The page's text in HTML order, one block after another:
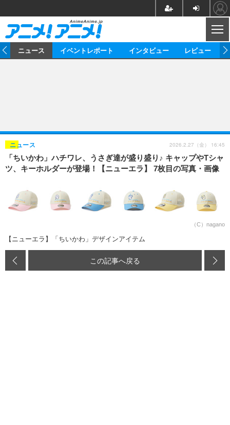
ゲーム グッズ
海外イベント ビジネス
俳優・タレント アーティスト
アニメ 実写
ゲーム 座談会
動画
アニメ！アニメ！TV ABEMA Cafe
ニュース イベントレポート インタビュー レビュー
「ちいかわ」ハチワレ、うさぎ達が盛り盛り♪ キャップやTシャ
ツ、キーホルダーが登場！【ニューエラ】 7枚目の写真・画像
ニュース 2026.2.27（金） 16:45
（C）nagano
【ニューエラ】「ちいかわ」デザインアイテム
この記事へ戻る